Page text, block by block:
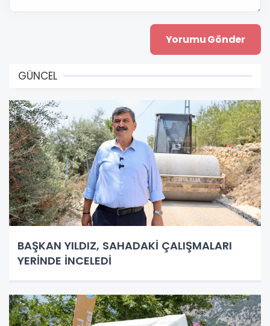
GÜNCEL
BAŞKAN YILDIZ, SAHADAKİ ÇALIŞMALARI
YERİNDE İNCELEDİ